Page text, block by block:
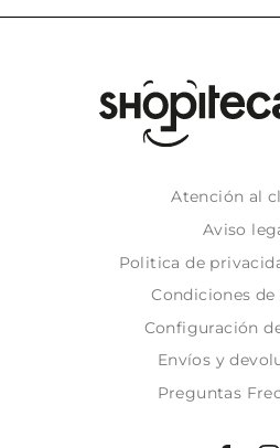
Atención al
Aviso
Politica de
Condiciones
Configuración
Envíos y
Preguntas